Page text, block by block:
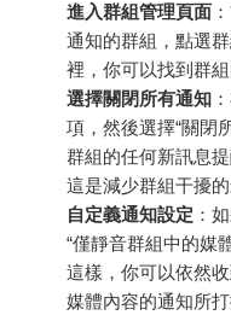
進入群組管理頁面
通知的群組，點選
裡，你可以找到群
選擇關閉所有通知
項，然後選擇“關閉
群組的任何新訊息
這是減少群組干擾的
自定義通知設定 ：
“僅靜音群組中的媒
這樣，你可以依然
媒體內容的通知所打